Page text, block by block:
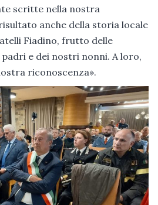
scritte nella nostra
anche della storia locale
Fiadino, frutto delle
e dei nostri nonni. A loro,
riconoscenza».